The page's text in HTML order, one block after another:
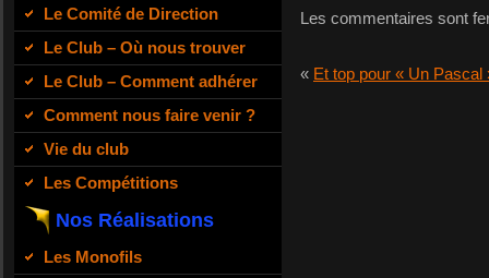
Le Comité de Direction
Le Club – Où nous trouver
Le Club – Comment adhérer
Comment nous faire venir ?
Vie du club
Les Compétitions
Nos Réalisations
Les Monofils
Les commentaires sont
« Et top pour « Un Pascal